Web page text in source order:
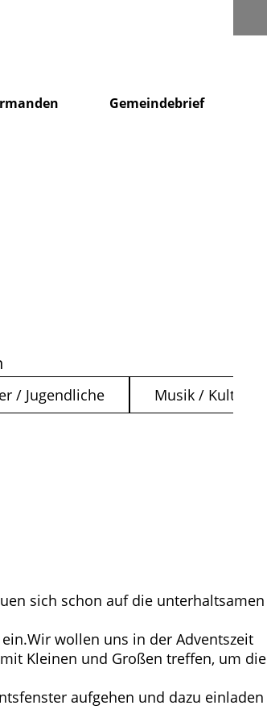
Gemeindebrief
/ Jugendliche Musik / Kultur
sich schon auf die unterhaltsamen
wollen uns in der Adventszeit
Kleinen und Großen treffen, um die
aufgehen und dazu einladen